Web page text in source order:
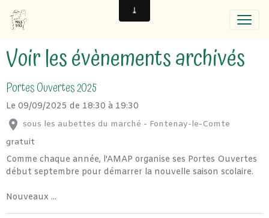
Voir les évènements archivés
Portes Ouvertes 2025
Le 09/09/2025 de 18:30 à 19:30
sous les aubettes du marché - Fontenay-le-Comte
gratuit
Comme chaque année, l'AMAP organise ses Portes Ouvertes
début septembre pour démarrer la nouvelle saison scolaire.
Nouveaux ...